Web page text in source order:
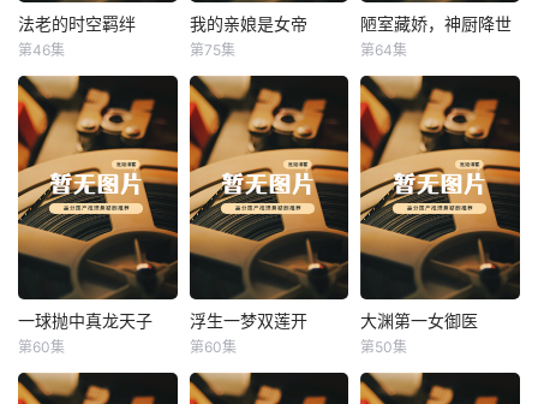
法老的时空羁绊
法老的时空羁绊
第46集
我的亲娘是女帝
我的亲娘是女帝
第75集
陋室藏娇，神厨降世
陋室藏娇，神厨降世
第64集
一球抛中真龙天子
一球抛中真龙天子
第60集
浮生一梦双莲开
浮生一梦双莲开
第60集
大渊第一女御医
大渊第一女御医
第50集